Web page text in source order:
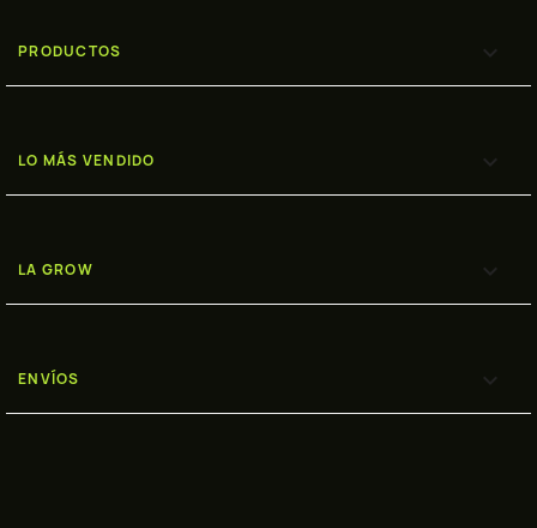
PRODUCTOS 
LO MÁS VENDIDO 
LA GROW 
ENVÍOS 